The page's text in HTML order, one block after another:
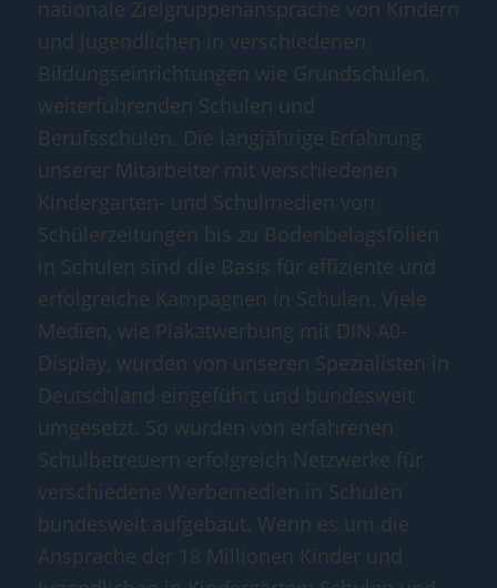
nationale Zielgruppenansprache von Kindern
und Jugendlichen in verschiedenen
Bildungseinrichtungen wie Grundschulen,
weiterführenden Schulen und
Berufsschulen. Die langjährige Erfahrung
unserer Mitarbeiter mit verschiedenen
Kindergarten- und Schulmedien von
Schülerzeitungen bis zu Bodenbelagsfolien
in Schulen sind die Basis für effiziente und
erfolgreiche Kampagnen in Schulen. Viele
Medien, wie Plakatwerbung mit DIN A0-
Display, wurden von unseren Spezialisten in
Deutschland eingeführt und bundesweit
umgesetzt. So wurden von erfahrenen
Schulbetreuern erfolgreich Netzwerke für
verschiedene Werbemedien in Schulen
bundesweit aufgebaut. Wenn es um die
Ansprache der 18 Millionen Kinder und